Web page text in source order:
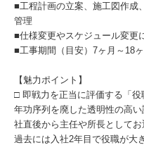
■工程計画の立案、施工図作成
管理
■仕様変更やスケジュール変更
■工事期間（目安）7ヶ月～18ヶ
【魅力ポイント】
□ 即戦力を正当に評価する「役
年功序列を廃した透明性の高
社直後から主任や所長としてお
過去には入社2年目で役職が大